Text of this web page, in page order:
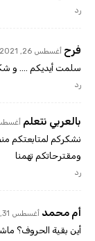
رد
فرح أغسطس 26, 2021 في 12:16 م
سلمت أيديكم …. و
رد
بالعربي نتعلم أغسطس 26, 2021
نشكركم لمتابعتكم
ومقترحاتكم تهمنا
رد
أم محمد أغسطس 31, 2021 في 1:21 م
أين بقية الحروف؟